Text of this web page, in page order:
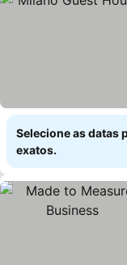
Selecione as datas
exatos.